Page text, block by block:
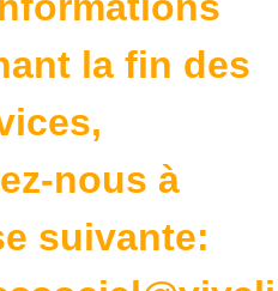
la fin des
nous à
suivante: